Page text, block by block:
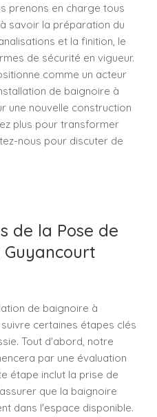
prenons en charge tous
savoir la préparation du
et la finition, le
de sécurité en vigueur.
comme un acteur
de baignoire à
une nouvelle construction
plus pour transformer
nous pour discuter de
de la Pose de
de baignoire à
certaines étapes clés
Tout d'abord, notre
par une évaluation
étape inclut la prise de
que la baignoire
dans l'espace disponible.